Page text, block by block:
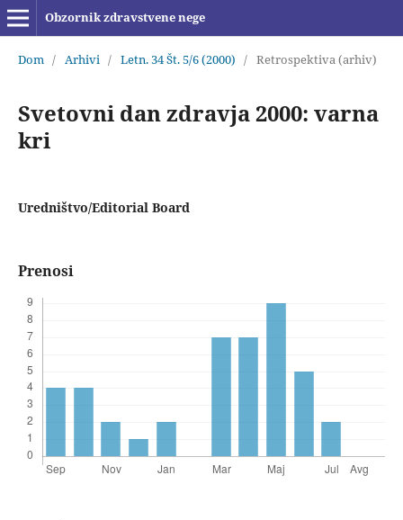
Obzornik zdravstvene nege
Dom / Arhivi / Letn. 34 Št. 5/6 (2000) / Retrospektiva (arhiv)
Svetovni dan zdravja 2000: varna
kri
Uredništvo/Editorial Board
Prenosi